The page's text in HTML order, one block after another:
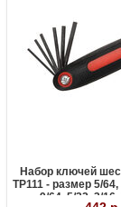
Набор ключей
TP111 - размер 5/
9/64, 5/32, 3/16,